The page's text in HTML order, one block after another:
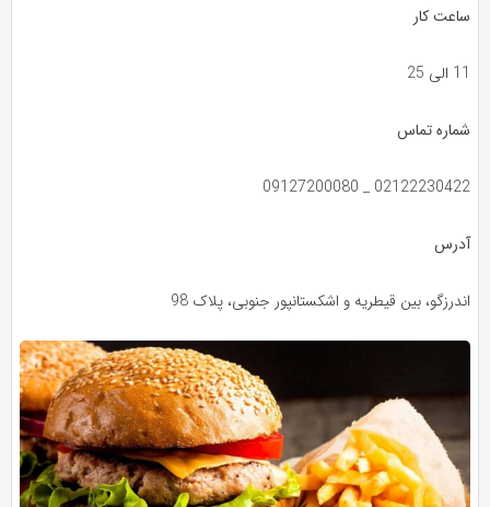
ساعت کار
11 الی 25
شماره تماس
02122230422 _ 09127200080
آدرس
اندرزگو، بین قیطریه و اشکستانپور جنوبی، پلاک 98